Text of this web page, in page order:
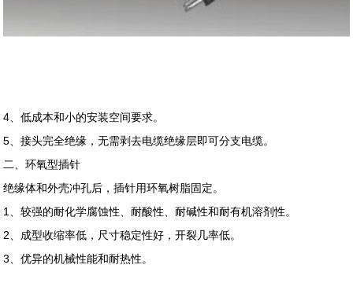
4、低成本和小的安装空间要求。
5、接头完全绝缘，无需剥去电缆绝缘层即可分支电缆。
二、环氧型插针
绝缘体和外壳冲孔后，插针用环氧树脂固定。
1、较强的耐化学腐蚀性、耐酸性、耐碱性和耐有机溶剂性。
2、成型收缩率低，尺寸稳定性好，开裂几率低。
3、优异的机械性能和耐热性。